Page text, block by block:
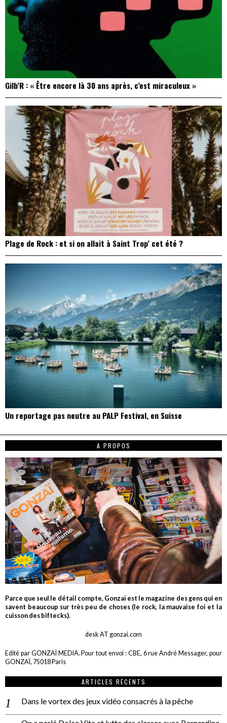
Gilb’R : « Être encore là 30 ans après, c’est miraculeux »
Plage de Rock : et si on allait à Saint Trop’ cet été ?
Un reportage pas neutre au PALP Festival, en Suisse
A PROPOS
Parce que seul le détail compte, Gonzaï est le magazine des gens qui en
savent beaucoup sur très peu de choses (le rock, la mauvaise foi et la
cuisson des biftecks).
desk AT gonzai.com
Edité par GONZAÏ MEDIA. Pour tout envoi : CBE, 6 rue André Messager, pour
GONZAÏ, 75018 Paris
ARTICLES RÉCENTS
Dans le vortex des jeux vidéo consacrés à la pêche